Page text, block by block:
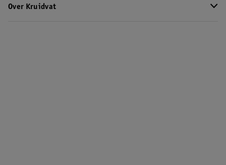
Over Kruidvat